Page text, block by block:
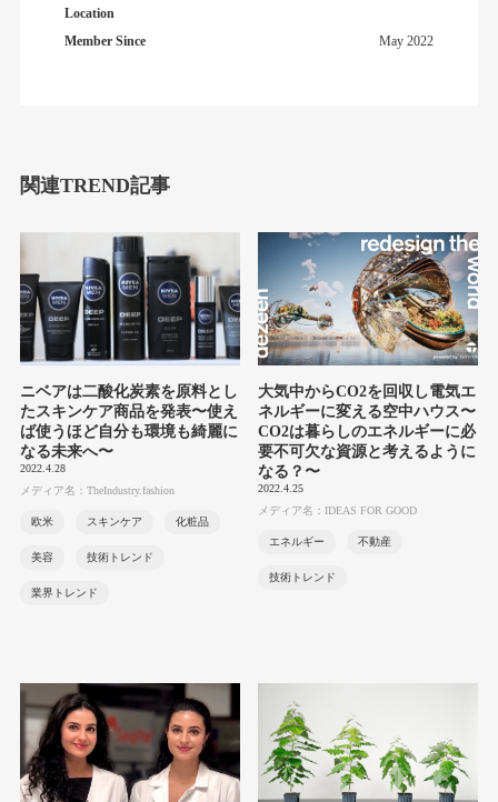
Location
Member Since
May 2022
関連TREND記事
ニベアは二酸化炭素を原料とし
たスキンケア商品を発表〜使え
ば使うほど自分も環境も綺麗に
なる未来へ〜
2022.4.28
メディア名：TheIndustry.fashion
欧米 スキンケア 化粧品
美容 技術トレンド
業界トレンド
大気中からCO2を回収し電気エ
ネルギーに変える空中ハウス〜
CO2は暮らしのエネルギーに必
要不可欠な資源と考えるように
なる？〜
2022.4.25
メディア名：IDEAS FOR GOOD
エネルギー 不動産
技術トレンド